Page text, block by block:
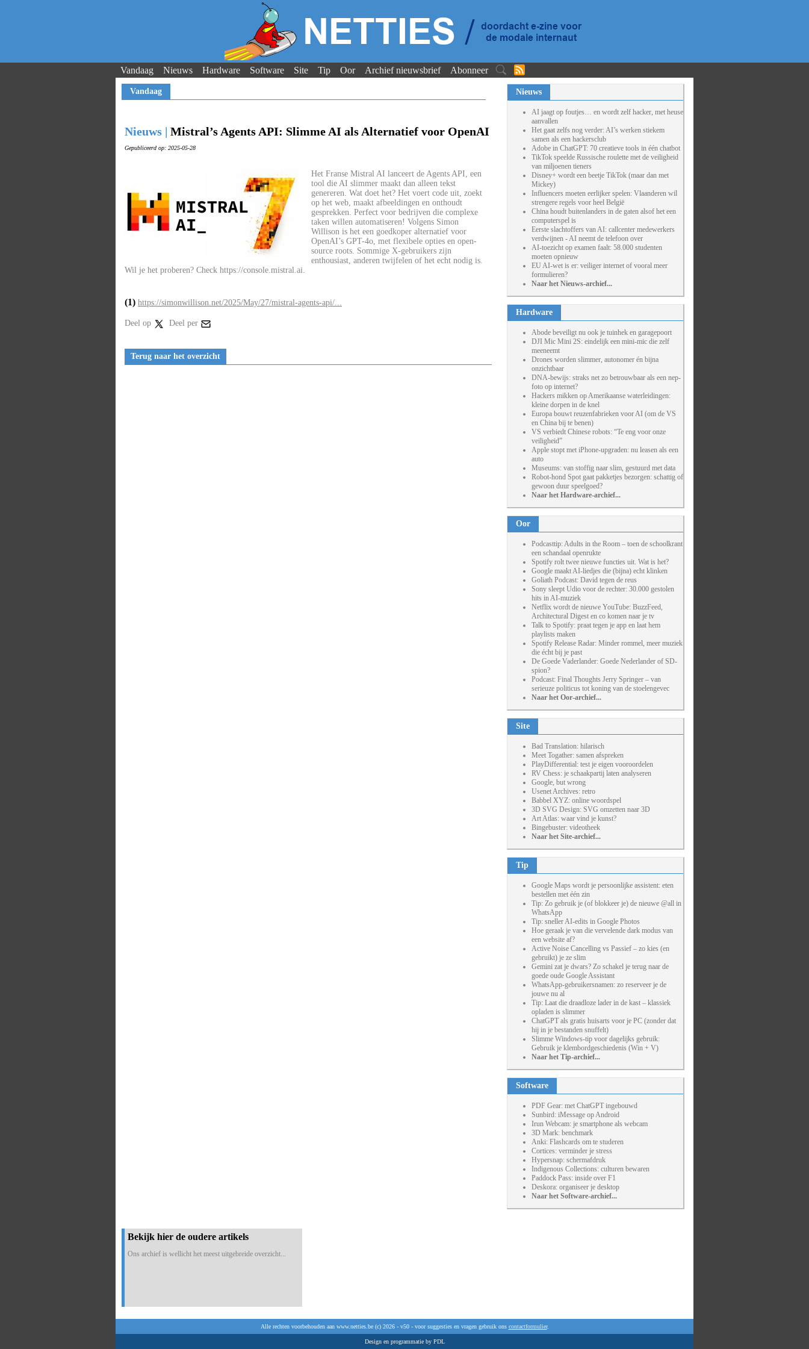
Vandaag Nieuws Hardware Software Site Tip Oor Archief nieuwsbrief Abonneer
Vandaag
Nieuws | Mistral’s Agents API: Slimme AI als Alternatief voor OpenAI
Gepubliceerd op: 2025-05-28
Het Franse Mistral AI lanceert de Agents API, een
tool die AI slimmer maakt dan alleen tekst
genereren. Wat doet het? Het voert code uit, zoekt
op het web, maakt afbeeldingen en onthoudt
gesprekken. Perfect voor bedrijven die complexe
taken willen automatiseren! Volgens Simon
Willison is het een goedkoper alternatief voor
OpenAI’s GPT-4o, met flexibele opties en open-
source roots. Sommige X-gebruikers zijn
enthousiast, anderen twijfelen of het echt nodig is.
Wil je het proberen? Check https://console.mistral.ai.
(1) https://simonwillison.net/2025/May/27/mistral-agents-api/...
Deel op Deel per
Terug naar het overzicht
Nieuws
AI jaagt op foutjes… en wordt zelf hacker, met heuse
aanvallen
Het gaat zelfs nog verder: AI’s werken stiekem
samen als een hackersclub
Adobe in ChatGPT: 70 creatieve tools in één chatbot
TikTok speelde Russische roulette met de veiligheid
van miljoenen tieners
Disney+ wordt een beetje TikTok (maar dan met
Mickey)
Influencers moeten eerlijker spelen: Vlaanderen wil
strengere regels voor heel België
China houdt buitenlanders in de gaten alsof het een
computerspel is
Eerste slachtoffers van AI: callcenter medewerkers
verdwijnen - AI neemt de telefoon over
AI-toezicht op examen faalt: 58.000 studenten
moeten opnieuw
EU AI-wet is er: veiliger internet of vooral meer
formulieren?
Naar het Nieuws-archief...
Hardware
Abode beveiligt nu ook je tuinhek en garagepoort
DJI Mic Mini 2S: eindelijk een mini-mic die zelf
meeneemt
Drones worden slimmer, autonomer én bijna
onzichtbaar
DNA-bewijs: straks net zo betrouwbaar als een nep-
foto op internet?
Hackers mikken op Amerikaanse waterleidingen:
kleine dorpen in de knel
Europa bouwt reuzenfabrieken voor AI (om de VS
en China bij te benen)
VS verbiedt Chinese robots: “Te eng voor onze
veiligheid”
Apple stopt met iPhone-upgraden: nu leasen als een
auto
Museums: van stoffig naar slim, gestuurd met data
Robot-hond Spot gaat pakketjes bezorgen: schattig of
gewoon duur speelgoed?
Naar het Hardware-archief...
Oor
Podcasttip: Adults in the Room – toen de schoolkrant
een schandaal openrukte
Spotify rolt twee nieuwe functies uit. Wat is het?
Google maakt AI-liedjes die (bijna) echt klinken
Goliath Podcast: David tegen de reus
Sony sleept Udio voor de rechter: 30.000 gestolen
hits in AI-muziek
Netflix wordt de nieuwe YouTube: BuzzFeed,
Architectural Digest en co komen naar je tv
Talk to Spotify: praat tegen je app en laat hem
playlists maken
Spotify Release Radar: Minder rommel, meer muziek
die écht bij je past
De Goede Vaderlander: Goede Nederlander of SD-
spion?
Podcast: Final Thoughts Jerry Springer – van
serieuze politicus tot koning van de stoelengevec
Naar het Oor-archief...
Site
Bad Translation: hilarisch
Meet Togather: samen afspreken
PlayDifferential: test je eigen vooroordelen
RV Chess: je schaakpartij laten analyseren
Google, but wrong
Usenet Archives: retro
Babbel XYZ: online woordspel
3D SVG Design: SVG omzetten naar 3D
Art Atlas: waar vind je kunst?
Bingebuster: videotheek
Naar het Site-archief...
Tip
Google Maps wordt je persoonlijke assistent: eten
bestellen met één zin
Tip: Zo gebruik je (of blokkeer je) de nieuwe @all in
WhatsApp
Tip: sneller AI-edits in Google Photos
Hoe geraak je van die vervelende dark modus van
een website af?
Active Noise Cancelling vs Passief – zo kies (en
gebruikt) je ze slim
Gemini zat je dwars? Zo schakel je terug naar de
goede oude Google Assistant
WhatsApp-gebruikersnamen: zo reserveer je de
jouwe nu al
Tip: Laat die draadloze lader in de kast – klassiek
opladen is slimmer
ChatGPT als gratis huisarts voor je PC (zonder dat
hij in je bestanden snuffelt)
Slimme Windows-tip voor dagelijks gebruik:
Gebruik je klembordgeschiedenis (Win + V)
Naar het Tip-archief...
Software
PDF Gear: met ChatGPT ingebouwd
Sunbird: iMessage op Android
Irun Webcam: je smartphone als webcam
3D Mark: benchmark
Anki: Flashcards om te studeren
Cortices: verminder je stress
Hypersnap: schermafdruk
Indigenous Collections: culturen bewaren
Paddock Pass: inside over F1
Deskora: organiseer je desktop
Naar het Software-archief...
Bekijk hier de oudere artikels
Ons archief is wellicht het meest uitgebreide overzicht...
Alle rechten voorbehouden aan www.netties.be (c) 2026 - v50 - voor suggesties en vragen gebruik ons contactformulier.
Design en programmatie by PDL